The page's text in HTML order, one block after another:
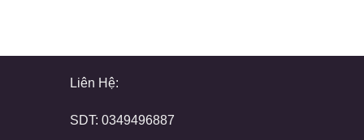
Liên Hệ:
SDT:0349496887